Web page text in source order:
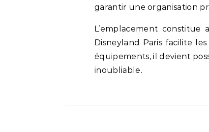
garantir une organisation
L’emplacement constitue
Disneyland Paris facilite
équipements, il devient
inoubliable.